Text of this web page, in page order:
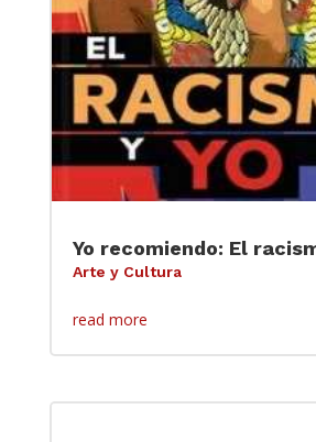
Yo recomiendo: El
Arte y Cultura
read more